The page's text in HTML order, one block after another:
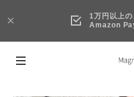
1万円以上の
Amazon